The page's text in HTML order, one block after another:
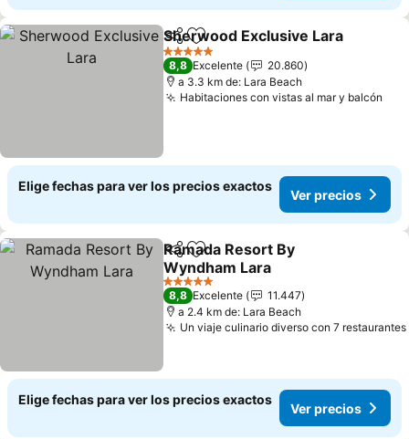
CompartirAgregar a favoritos
Sherwood Exclusive Lara
5 Estrellas
8,8 Excelente
20.860
a 3.3 km de: Lara Beach
Habitaciones con vistas al mar y balcón
Elige fechas para ver los precios exactos
Ver precios
CompartirAgregar a favoritos
Ramada Resort By
Wyndham Lara
5 Estrellas
8,8 Excelente
11.447
a 2.4 km de: Lara Beach
Un viaje culinario diverso con 7 restaurantes
Elige fechas para ver los precios exactos
Ver precios